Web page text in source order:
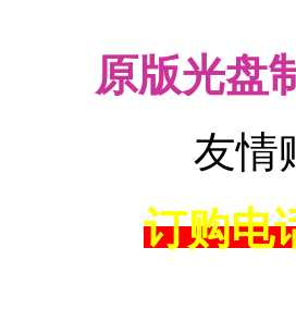
原版光盘
友情
订购电